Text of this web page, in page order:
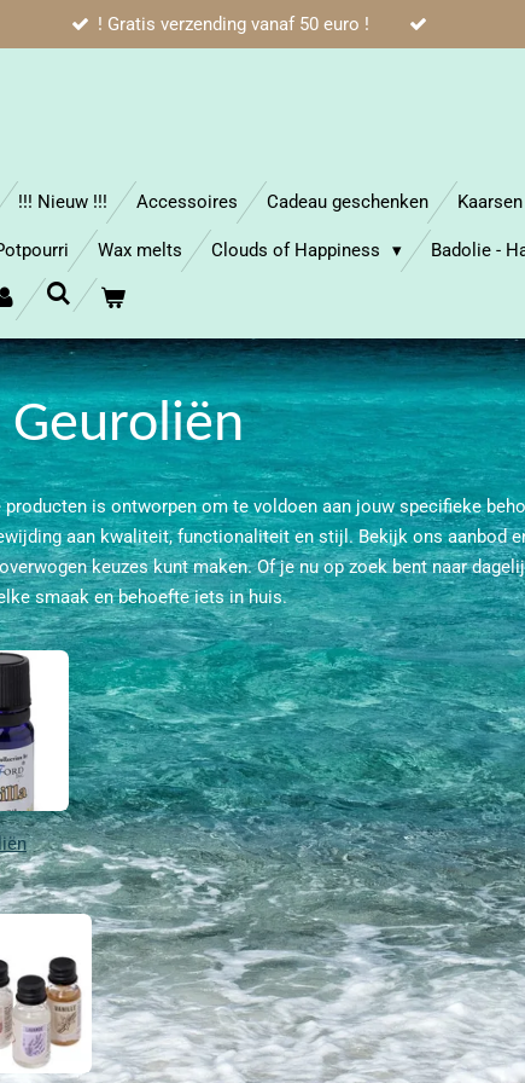
! Gratis verzending vanaf 50 euro !
!!! Nieuw !!! Accessoires Cadeau geschenken Kaarsen
Wax melts Clouds of Happiness Badolie -
Geuroliën
is ontworpen om te voldoen aan jouw specifieke
aan kwaliteit, functionaliteit en stijl. Bekijk ons aanbod
keuzes kunt maken. Of je nu op zoek bent naar
smaak en behoefte iets in huis.